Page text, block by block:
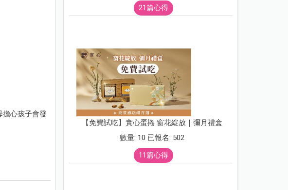
擔心孩子會發
21篇心得
【免費試吃】實心蛋捲 窗花綻放｜彌月禮盒
數量: 10 已報名: 502
11篇心得